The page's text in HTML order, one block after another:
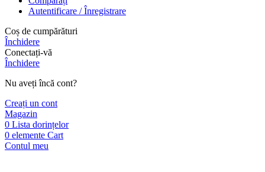
Autentificare / Înregistrare
Coș de cumpărături
Închidere
Conectați-vă
Închidere
Nu aveți încă cont?
Creați un cont
Magazin
0 Lista dorințelor
0 elemente Cart
Contul meu